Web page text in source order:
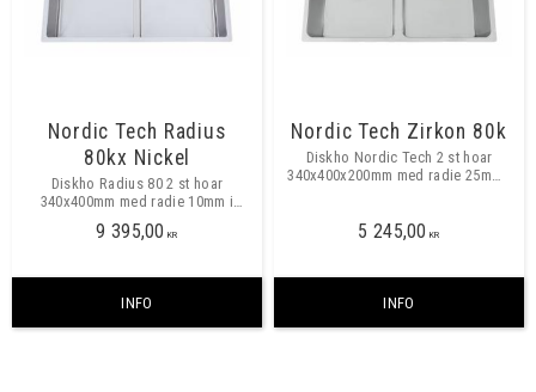
Nordic Tech Radius
80kx Nickel
Diskho Radius 80 2 st hoar
340x400mm med radie 10mm i
planmontering.
9 395,00 KR
INFO
Nordic Tech Zirkon 80k
Diskho Nordic Tech 2 st hoar
340x400x200mm med radie 25mm i
5 245,00 KR
INFO